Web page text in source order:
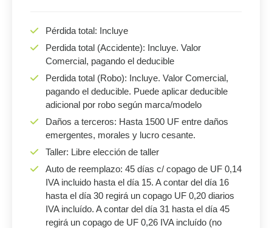
Pérdida total: Incluye
Perdida total (Accidente): Incluye. Valor
Comercial, pagando el deducible
Perdida total (Robo): Incluye. Valor Comercial,
pagando el deducible. Puede aplicar deducible
adicional por robo según marca/modelo
Daños a terceros: Hasta 1500 UF entre daños
emergentes, morales y lucro cesante.
Taller: Libre elección de taller
Auto de reemplazo: 45 días c/ copago de UF 0,14
IVA incluido hasta el día 15. A contar del día 16
hasta el día 30 regirá un copago UF 0,20 diarios
IVA incluído. A contar del día 31 hasta el día 45
regirá un copago de UF 0,26 IVA incluído (no